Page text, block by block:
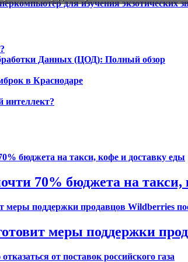
Данных (ЦОД): Полный обзор
в Краснодаре
интеллект?
70% бюджета на такси,
меры поддержки